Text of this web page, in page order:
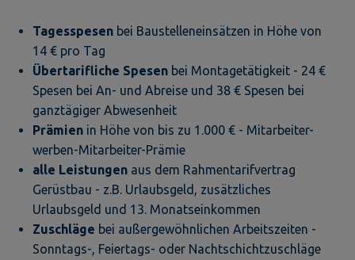
Tagesspesen bei Baustelleneinsätzen in Höhe von
14 € pro Tag
Übertarifliche Spesen bei Montagetätigkeit - 24 €
Spesen bei An- und Abreise und 38 € Spesen bei
ganztägiger Abwesenheit
Prämien in Höhe von bis zu 1.000 € - Mitarbeiter-
werben-Mitarbeiter-Prämie
alle Leistungen aus dem Rahmentarifvertrag
Gerüstbau - z.B. Urlaubsgeld, zusätzliches
Urlaubsgeld und 13. Monatseinkommen
Zuschläge bei außergewöhnlichen Arbeitszeiten -
Sonntags-, Feiertags- oder Nachtschichtzuschläge